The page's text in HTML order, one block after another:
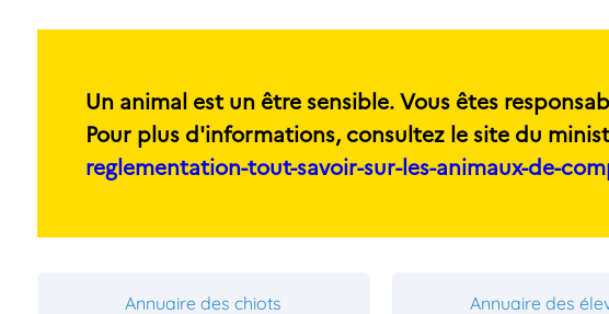
Un animal est un être sensible. Vous êtes
Pour plus d'informations, consultez le site du
reglementation-tout-savoir-sur-les-animaux-de-
Annuaire des chiots Annuaire des